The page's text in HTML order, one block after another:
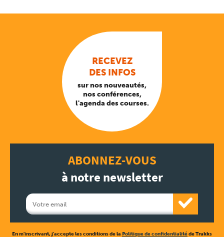
RECEVEZ
DES INFOS
sur nos nouveautés,
nos conférences,
l'agenda des courses.
ABONNEZ-VOUS
à notre newsletter
En m'inscrivant, j'accepte les conditions de la Politique de confidentialitéde Trakks